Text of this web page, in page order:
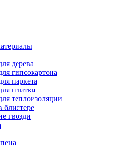
дерева
гипсокартона
паркета
плитки
теплоизоляции
блистере
гвозди